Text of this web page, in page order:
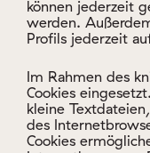
Profils jederzeit
Im Rahmen des
Cookies eingesetzt.
kleine Textdateien,
des
Cookies
Internetbrowsers.
erhobenen Daten
Nutzer des
und nicht mit